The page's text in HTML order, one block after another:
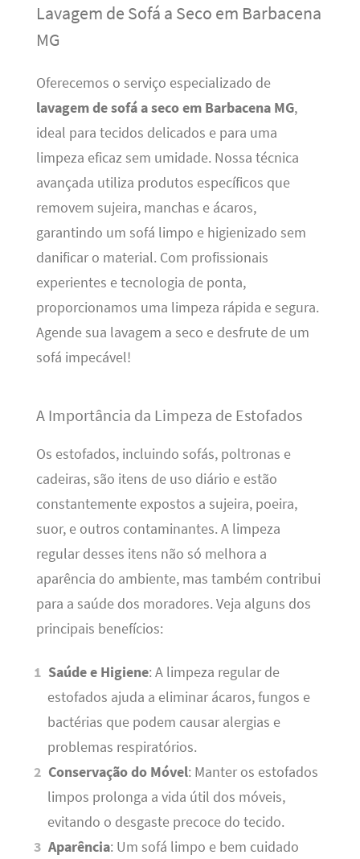
Lavagem de Sofá a Seco em Barbacena
MG
Oferecemos o serviço especializado de
lavagem de sofá a seco em Barbacena MG,
ideal para tecidos delicados e para uma
limpeza eficaz sem umidade. Nossa técnica
avançada utiliza produtos específicos que
removem sujeira, manchas e ácaros,
garantindo um sofá limpo e higienizado sem
danificar o material. Com profissionais
experientes e tecnologia de ponta,
proporcionamos uma limpeza rápida e segura.
Agende sua lavagem a seco e desfrute de um
sofá impecável!
A Importância da Limpeza de Estofados
Os estofados, incluindo sofás, poltronas e
cadeiras, são itens de uso diário e estão
constantemente expostos a sujeira, poeira,
suor, e outros contaminantes. A limpeza
regular desses itens não só melhora a
aparência do ambiente, mas também contribui
para a saúde dos moradores. Veja alguns dos
principais benefícios:
Saúde e Higiene: A limpeza regular de
estofados ajuda a eliminar ácaros, fungos e
bactérias que podem causar alergias e
problemas respiratórios.
Conservação do Móvel: Manter os estofados
limpos prolonga a vida útil dos móveis,
evitando o desgaste precoce do tecido.
Aparência: Um sofá limpo e bem cuidado